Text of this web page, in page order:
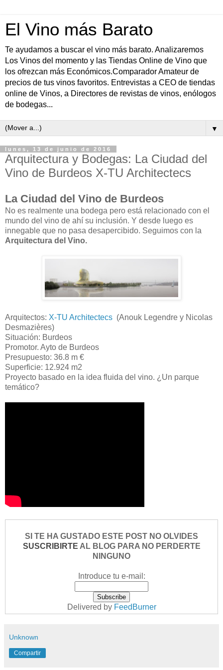
El Vino más Barato
Te ayudamos a buscar el vino más barato. Analizaremos
Los Vinos del momento y las Tiendas Online de Vino que
los ofrezcan más Económicos.Comparador Amateur de
precios de tus vinos favoritos. Entrevistas a CEO de tiendas
online de Vinos, a Directores de revistas de vinos, enólogos
de bodegas...
▼
lunes, 13 de junio de 2016
Arquitectura y Bodegas: La Ciudad del
Vino de Burdeos X-TU Architectecs
La Ciudad del Vino de Burdeos
No es realmente una bodega pero está relacionado con el
mundo del vino de ahí su inclusión. Y desde luego es
innegable que no pasa desapercibido. Seguimos con la
Arquitectura del Vino.
Arquitectos: X-TU Architectecs (Anouk Legendre y Nicolas
Desmazières)
Situación: Burdeos
Promotor. Ayto de Burdeos
Presupuesto: 36.8 m €
Superficie: 12.924 m2
Proyecto basado en la idea fluida del vino. ¿Un parque
temático?
SI TE HA GUSTADO ESTE POST NO OLVIDES
SUSCRIBIRTE AL BLOG PARA NO PERDERTE
NINGUNO
Introduce tu e-mail:
Delivered by FeedBurner
Unknown
Compartir